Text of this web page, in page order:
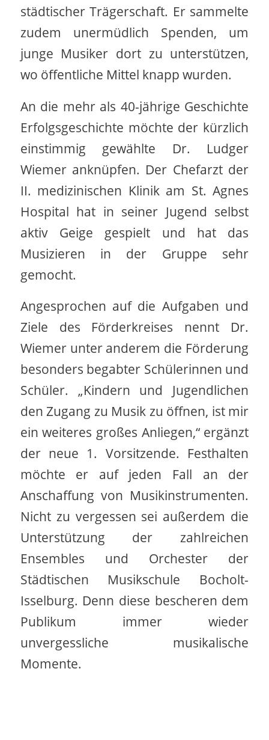
städtischer Trägerschaft. Er sammelte
zudem unermüdlich Spenden, um
junge Musiker dort zu unterstützen,
wo öffentliche Mittel knapp wurden.
An die mehr als 40-jährige Geschichte
Erfolgsgeschichte möchte der kürzlich
einstimmig gewählte Dr. Ludger
Wiemer anknüpfen. Der Chefarzt der
II. medizinischen Klinik am St. Agnes
Hospital hat in seiner Jugend selbst
aktiv Geige gespielt und hat das
Musizieren in der Gruppe sehr
gemocht.
Angesprochen auf die Aufgaben und
Ziele des Förderkreises nennt Dr.
Wiemer unter anderem die Förderung
besonders begabter Schülerinnen und
Schüler. „Kindern und Jugendlichen
den Zugang zu Musik zu öffnen, ist mir
ein weiteres großes Anliegen,“ ergänzt
der neue 1. Vorsitzende. Festhalten
möchte er auf jeden Fall an der
Anschaffung von Musikinstrumenten.
Nicht zu vergessen sei außerdem die
Unterstützung der zahlreichen
Ensembles und Orchester der
Städtischen Musikschule Bocholt-
Isselburg. Denn diese bescheren dem
Publikum immer wieder
unvergessliche musikalische
Momente.